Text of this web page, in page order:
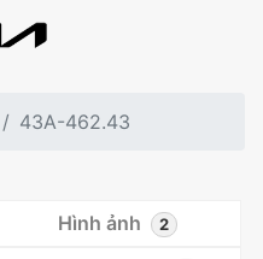
43A-462.43
Hình ảnh 2